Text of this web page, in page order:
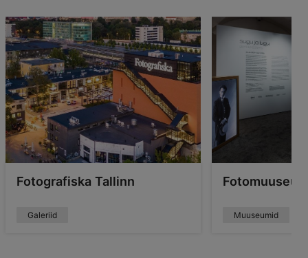
Fotografiska Tallinn
Galeriid
Fotomuuseum
Muuseumid